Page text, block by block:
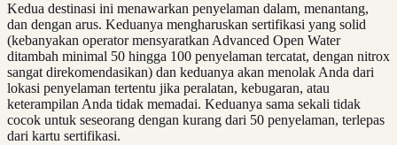
Kedua destinasi ini menawarkan penyelaman dalam, menantang,
dan dengan arus. Keduanya mengharuskan sertifikasi yang solid
(kebanyakan operator mensyaratkan Advanced Open Water
ditambah minimal 50 hingga 100 penyelaman tercatat, dengan nitrox
sangat direkomendasikan) dan keduanya akan menolak Anda dari
lokasi penyelaman tertentu jika peralatan, kebugaran, atau
keterampilan Anda tidak memadai. Keduanya sama sekali tidak
cocok untuk seseorang dengan kurang dari 50 penyelaman, terlepas
dari kartu sertifikasi.